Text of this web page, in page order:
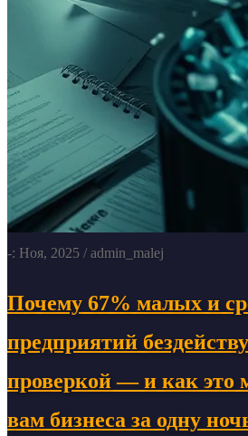
-: Ноя, 2025 / admin_malej
Почему 67% малых и
предприятий
проверкой — и как это
вам бизнеса за одну